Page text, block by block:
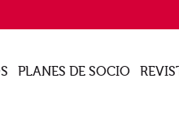
PLANES DE SOCIO